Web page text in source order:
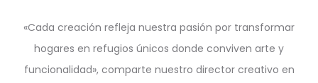
«Cada creación refleja nuestra pasión por transformar
hogares en refugios únicos donde conviven arte y
funcionalidad», comparte nuestro director creativo en